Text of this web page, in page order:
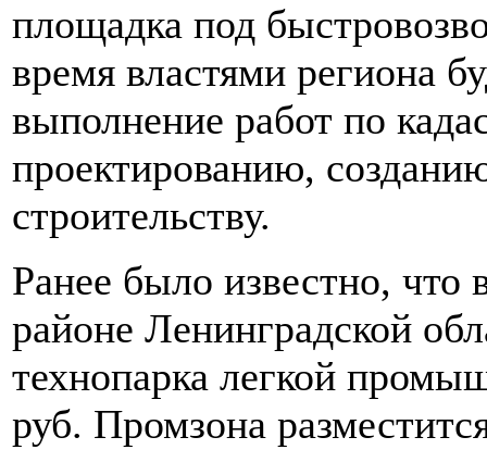
площадка под
время властями региона
выполнение работ по
проектированию,
строительству.
Ранее было известно, что
районе Ленинградской
технопарка легкой
руб. Промзона